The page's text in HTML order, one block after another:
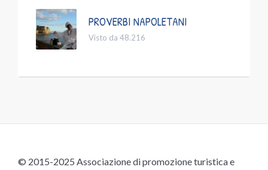
PROVERBI NAPOLETANI
Visto da 48.216
© 2015-2025 Associazione di promozione turistica e